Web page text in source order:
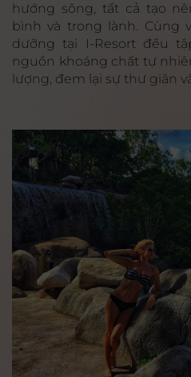
hướng sông, tất cả tạo
bình và trong lành. Cùng
dưỡng tại I-Resort đều
nguồn khoáng chất tự
lượng, đem lại sự thư giãn